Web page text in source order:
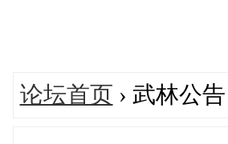
论坛首页 › 武林公告